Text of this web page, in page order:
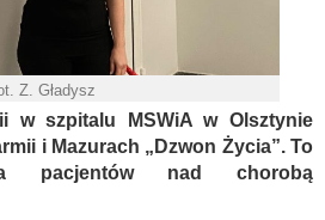
Z. Gładysz
w szpitalu MSWiA w Olsztynie
i Mazurach „Dzwon Życia”. To
pacjentów nad chorobą